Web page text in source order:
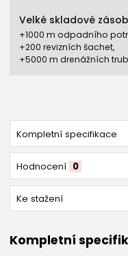
Velké skladové
+1000 m odpadního
+200 revizních šachet,
+5000 m drenážních
Kompletní specifikace
Hodnocení 0
Ke stažení
Kompletní